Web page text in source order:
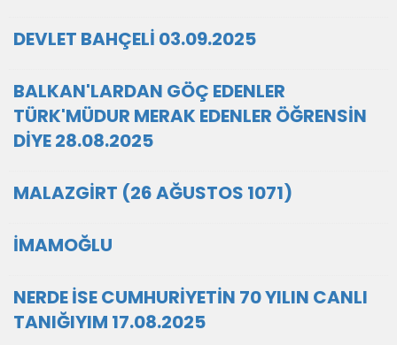
DEVLET BAHÇELİ 03.09.2025
BALKAN'LARDAN GÖÇ EDENLER
TÜRK'MÜDUR MERAK EDENLER ÖĞRENSİN
DİYE 28.08.2025
MALAZGİRT (26 AĞUSTOS 1071)
İMAMOĞLU
NERDE İSE CUMHURİYETİN 70 YILIN CANLI
TANIĞIYIM 17.08.2025